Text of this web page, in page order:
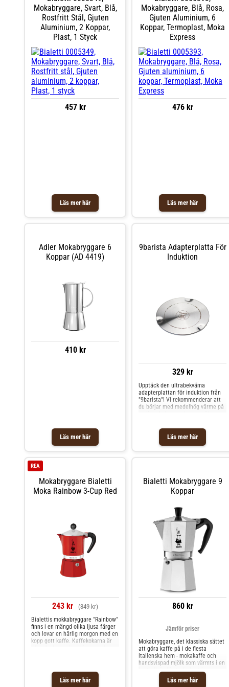
Mokabryggare, Svart, Blå,
Rostfritt Stål, Gjuten
Aluminium, 2 Koppar,
Plast, 1 Styck
457 kr
Läs mer här
Mokabryggare, Blå, Rosa,
Gjuten Aluminium, 6
Koppar, Termoplast, Moka
Express
476 kr
Läs mer här
Adler Mokabryggare 6
Koppar (AD 4419)
410 kr
Läs mer här
9barista Adapterplatta För
Induktion
329 kr
Läs mer här
Upptäck den ultrabekväma
adapterplattan för induktion från
"9barista"! Vi rekommenderar att
du börjar med medelhög värme på
bryggtid har uppnåtts.&nbsp;Den
här plattan har utformats speciellt
för induktionshällar och fungerar
motsvarar effekten i watt. Använd
den inställning som ligger närmast
600 watt. Allt över 1000 watt kan
induktionshällen.Diameter: 110
mmMaterial: diffusionsbundet
aluminium och rostfritt stål
Mokabryggare Bialetti
Moka Rainbow 3-Cup Red
REA
243 kr (349 kr)
Läs mer här
Bialettis mokkabryggare "Rainbow"
finns i en mängd olika ljusa färger
och lovar en härlig morgon med en
kopp gott kaffe. Kaffekokarna är
espressokoppar) kaffe åt
gången.Redan 1933 skapade
Bialetti Mokabryggare 9
Koppar
860 kr
Läs mer här
Jämför priser
Mokabryggare, det klassiska sättet
att göra kaffe på i de flesta
italienska hem - mokakaffe och
handsvispad mjölk som värmts i en
kastrull, är första frukost i
Italien.En Mokabryggare är
utformad för en viss mängd kaffe